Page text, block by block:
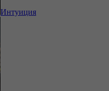
Интуиция